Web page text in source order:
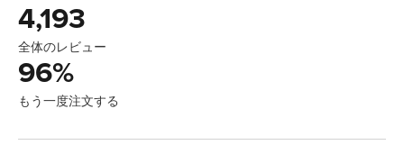
4,193
全体のレビュー
96%
もう一度注文する